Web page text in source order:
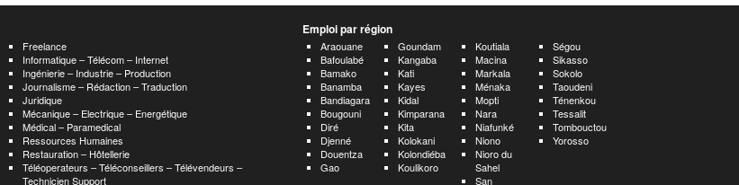
Freelance
Informatique – Télécom – Internet
Ingénierie – Industrie – Production
Journalisme – Rédaction – Traduction
Juridique
Mécanique – Electrique – Energétique
Médical – Paramedical
Ressources Humaines
Restauration – Hôtellerie
Téléoperateurs – Téléconseillers – Télévendeurs –
Technicien Support
Emploi par région
Araouane
Bafoulabé
Bamako
Banamba
Bandiagara
Bougouni
Diré
Djenné
Douentza
Gao
Goundam
Kangaba
Kati
Kayes
Kidal
Kimparana
Kita
Kolokani
Kolondiéba
Koulikoro
Koutiala
Macina
Markala
Ménaka
Mopti
Nara
Niafunké
Niono
Nioro du
Sahel
San
Ségou
Sikasso
Sokolo
Taoudeni
Ténenkou
Tessalit
Tombouctou
Yorosso